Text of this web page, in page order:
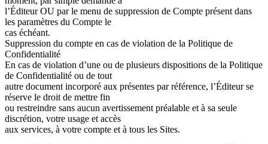
l’Éditeur OU par le menu de suppression de Compte présent dans
les paramètres du Compte le
cas échéant.
Suppression du compte en cas de violation de la Politique de
Confidentialité
En cas de violation d’une ou de plusieurs dispositions de la Politique
de Confidentialité ou de tout
autre document incorporé aux présentes par référence, l’Éditeur se
réserve le droit de mettre fin
ou restreindre sans aucun avertissement préalable et à sa seule
discrétion, votre usage et accès
aux services, à votre compte et à tous les Sites.